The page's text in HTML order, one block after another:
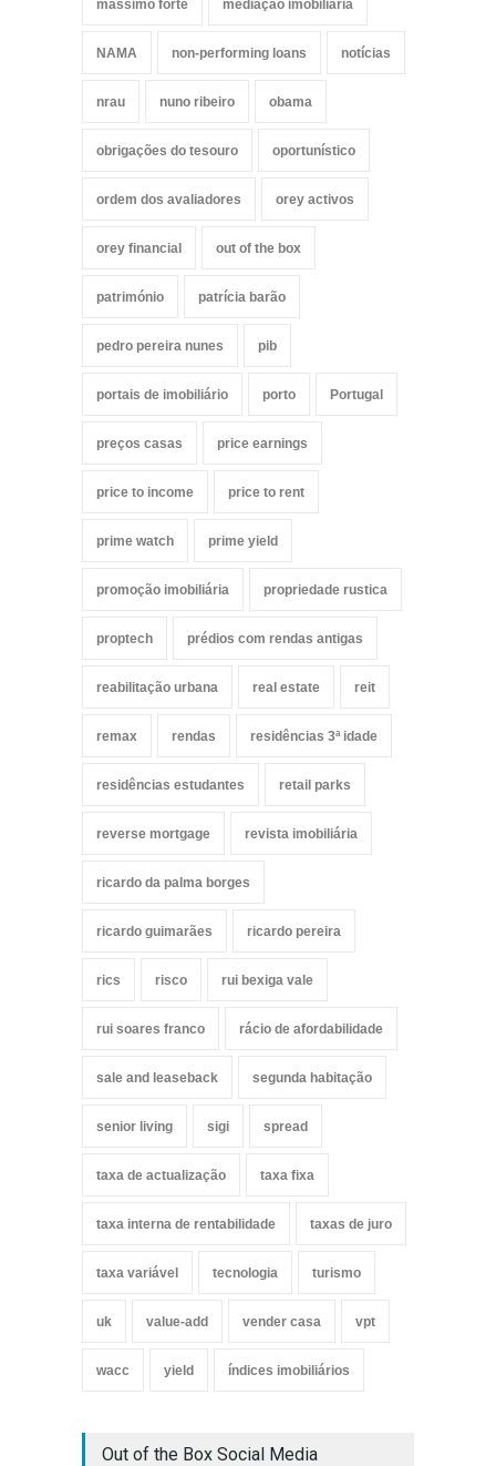
massimo forte mediação imobiliária
NAMA non-performing loans notícias
nrau nuno ribeiro obama
obrigações do tesouro oportunístico
ordem dos avaliadores orey activos
orey financial out of the box
património patrícia barão
pedro pereira nunes pib
portais de imobiliário porto Portugal
preços casas price earnings
price to income price to rent
prime watch prime yield
promoção imobiliária propriedade rustica
proptech prédios com rendas antigas
reabilitação urbana real estate reit
remax rendas residências 3ª idade
residências estudantes retail parks
reverse mortgage revista imobiliária
ricardo da palma borges
ricardo guimarães ricardo pereira
rics risco rui bexiga vale
rui soares franco rácio de afordabilidade
sale and leaseback segunda habitação
senior living sigi spread
taxa de actualização taxa fixa
taxa interna de rentabilidade taxas de juro
taxa variável tecnologia turismo
uk value-add vender casa vpt
wacc yield índices imobiliários
Out of the Box Social Media